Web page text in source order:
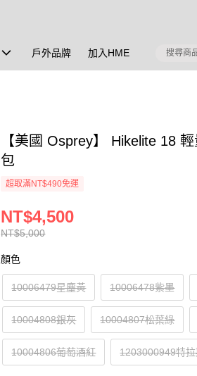
戶外品牌 加入HME
【美國 Osprey】 Hikelite 18
包
超取滿NT$490免運
NT$5,000
NT$4,500
顏色
10006479星塵黃 10006478紫墨
10004808銀灰 10004807松葉綠
10004806葡萄酒紅 1203000949特